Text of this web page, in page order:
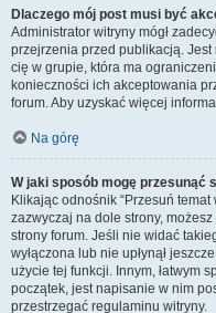
Dlaczego mój post musi być
Administrator witryny mógł
przejrzenia przed publikacją.
cię w grupie, która ma
konieczności ich akceptowania
forum. Aby uzyskać więcej
Na górę
W jaki sposób mogę przesunąć
Klikając odnośnik “Przesuń
zazwyczaj na dole strony,
strony forum. Jeśli nie widać
wyłączona lub nie upłynął
użycie tej funkcji. Innym, łatwym
początek, jest napisanie w nim
przestrzegać regulaminu witryny.